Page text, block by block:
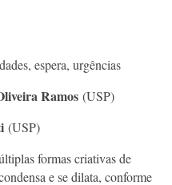
espera, urgências
Ramos (USP)
(USP)
formas criativas de
e se dilata, conforme